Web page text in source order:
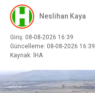
Neslihan Kaya
Giriş: 08-08-2026 16:39
Güncelleme: 08-08-2026 16:39
Kaynak: İHA